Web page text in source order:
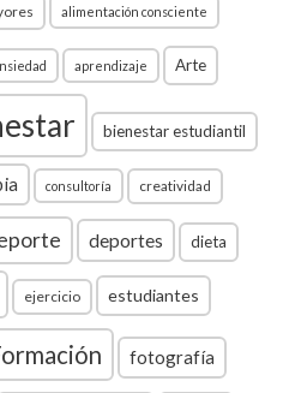
alimentación consciente
aprendizaje Arte
bienestar estudiantil
consultoría creatividad
deportes dieta
ejercicio estudiantes
fotografía